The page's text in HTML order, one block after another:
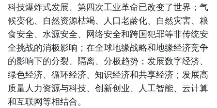
科技爆炸式发展、第四次工业革命已改变了世界；气
候变化、自然资源枯竭、人口老龄化、自然灾害、粮
食安全、水源安全、网络安全和跨国犯罪等非传统安
全挑战的消极影响；在全球地缘战略和地缘经济竞争
的影响下的分裂、隔离、分极趋势；发展数字经济、
绿色经济、循环经济、知识经济和共享经济；发展高
质量人力资源与科技、创新创业、人工智能、云计算
和互联网等相结合。